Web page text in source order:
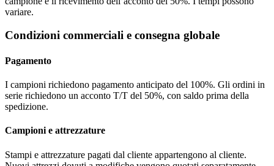
variare.
Condizioni commerciali e consegna globale
Pagamento
I campioni richiedono pagamento anticipato del 100%. Gli ordini in
serie richiedono un acconto T/T del 50%, con saldo prima della
spedizione.
Campioni e attrezzature
Stampi e attrezzature pagati dal cliente appartengono al cliente.